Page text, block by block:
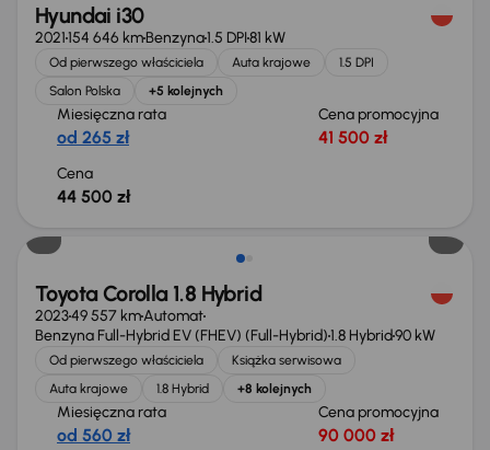
Hyundai i30
2021154 646 kmBenzyna1.5 DPI81 kW
Od pierwszego właściciela Auta krajowe
1.5 DPI
Salon Polska
+5 kolejnych
Miesięczna rata
od 265 zł
Cena promocyjna
41 500 zł
Cena
44 500 zł
Możliwość odliczenia VAT
Toyota Corolla 1.8 Hybrid
202349 557 kmAutomat
Benzyna Full-Hybrid EV (FHEV) (Full-Hybrid)1.8 Hybrid90 kW
Od pierwszego właściciela
Książka serwisowa
Auta krajowe
1.8 Hybrid +8 kolejnych
Miesięczna rata
od 560 zł
Cena promocyjna
90 000 zł